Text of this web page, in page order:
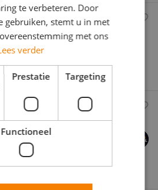
(Mobiel/vanuit huis, NL)
in Amsterdam met goed
te verbeteren. Door
gebruiken, stemt u in met
met ons
verder
Prestatie Targeting
Functioneel